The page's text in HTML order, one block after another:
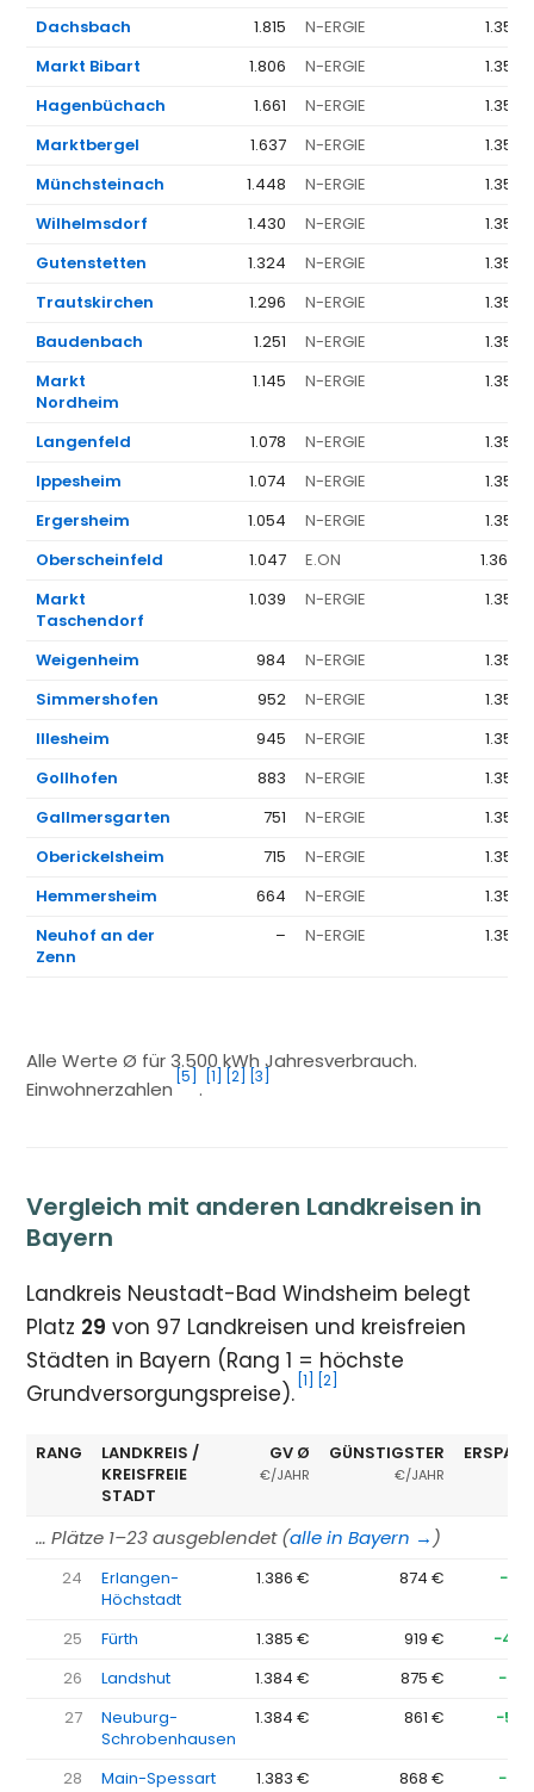
Dachsbach
1.815 N-ERGIE
1.351 €
Markt Bibart
1.806 N-ERGIE
1.351 €
Hagenbüchach
1.661 N-ERGIE
1.351 €
Marktbergel
1.637 N-ERGIE
1.351 €
Münchsteinach
1.448 N-ERGIE
1.351 €
Wilhelmsdorf
1.430 N-ERGIE
1.351 €
Gutenstetten
1.324 N-ERGIE
1.351 €
Trautskirchen
1.296 N-ERGIE
1.351 €
Baudenbach
1.251 N-ERGIE
1.351 €
Markt
Nordheim
1.145 N-ERGIE 1.351 €
Langenfeld 1.078 N-ERGIE
1.351 €
Ippesheim
1.074 N-ERGIE
1.351 €
Ergersheim
1.054 N-ERGIE
1.351 €
Oberscheinfeld
1.047 E.ON
1.368 €
Markt
Taschendorf
1.039 N-ERGIE 1.351 €
Weigenheim 984 N-ERGIE
1.351 €
Simmershofen
952 N-ERGIE
1.351 €
Illesheim
945 N-ERGIE
1.351 €
Gollhofen
883 N-ERGIE
1.351 €
Gallmersgarten
751 N-ERGIE
1.351 €
Oberickelsheim
715 N-ERGIE
1.351 €
Hemmersheim
664 N-ERGIE
1.351 €
Neuhof an der
Zenn
– N-ERGIE 1.351 €
Alle Werte Ø für 3.500 kWh Jahresverbrauch.
Einwohnerzahlen
[5]
.
[1] [2] [3]
Vergleich mit anderen Landkreisen in
Bayern
Landkreis Neustadt-Bad Windsheim belegt
Platz 29 von 97 Landkreisen und kreisfreien
Städten in Bayern (Rang 1 = höchste
Grundversorgungspreise). [1] [2]
RANG
LANDKREIS /
KREISFREIE
STADT
GV Ø
€/JAHR
GÜNSTIGSTER
€/JAHR
… Plätze 1–23 ausgeblendet (alle in Bayern → )
24
Erlangen-
Höchstadt
1.386 € 874 €
25 Fürth 1.385 € 919 €
26
Landshut 1.384 € 875 €
27
Neuburg-
Schrobenhausen
1.384 € 861 €
28 Main-Spessart 1.383 € 868 €